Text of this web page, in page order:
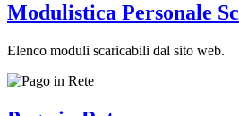
Modulistica Personale
Elenco moduli scaricabili dal sito web.